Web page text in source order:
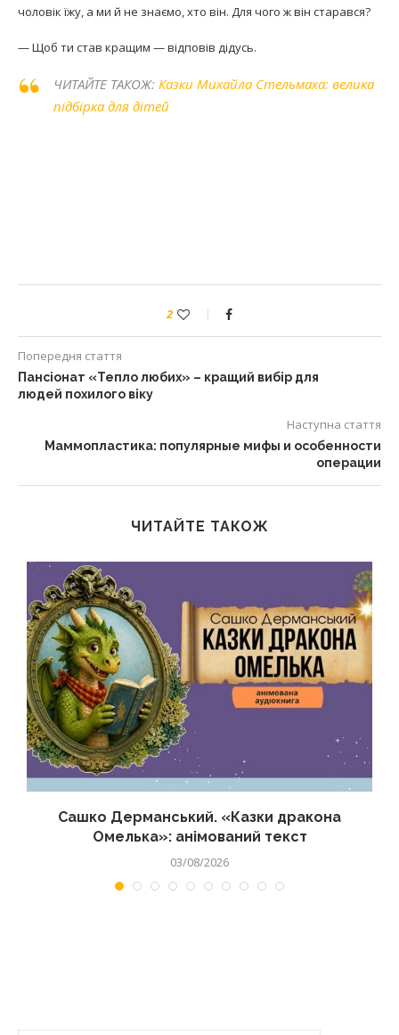
чоловік їжу, а ми й не знаємо, хто він. Для чого ж він старався?
— Щоб ти став кращим — відповів дідусь.
ЧИТАЙТЕ ТАКОЖ: Казки Михайла Стельмаха: велика
підбірка для дітей
2
Попередня стаття
Пансіонат «Тепло любих» – кращий вибір для
людей похилого віку
Наступна стаття
Маммопластика: популярные мифы и особенности
операции
ЧИТАЙТЕ ТАКОЖ
Сашко Дерманський. «Казки дракона
Омелька»: анімований текст
03/08/2026